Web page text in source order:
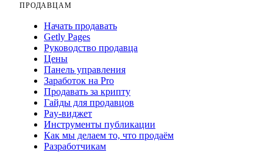
ПРОДАВЦАМ
Начать продавать
Getly Pages
Руководство продавца
Цены
Панель управления
Заработок на Pro
Продавать за крипту
Гайды для продавцов
Pay-виджет
Инструменты публикации
Как мы делаем то, что продаём
Разработчикам